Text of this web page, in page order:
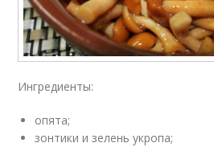
Ингредиенты:
опята;
зонтики и зелень укропа;